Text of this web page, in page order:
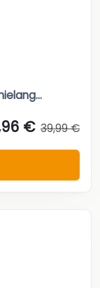
€ 39,99 €